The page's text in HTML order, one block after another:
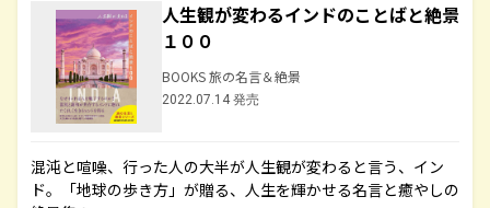
人生観が変わるインドのことばと絶景
１００
BOOKS 旅の名言＆絶景
2022.07.14 発売
混沌と喧噪、行った人の大半が人生観が変わると言う、イン
ド。「地球の歩き方」が贈る、人生を輝かせる名言と癒やしの